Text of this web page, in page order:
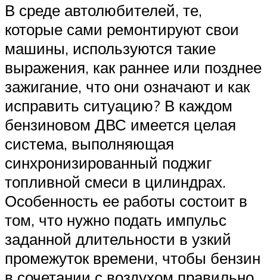
В среде автолюбителей, те,
которые сами ремонтируют свои
машины, используются такие
выражения, как раннее или позднее
зажигание, что они означают и как
исправить ситуацию? В каждом
бензиновом ДВС имеется целая
система, выполняющая
синхронизированный поджиг
топливной смеси в цилиндрах.
Особенность ее работы состоит в
том, что нужно подать импульс
заданной длительности в узкий
промежуток времени, чтобы бензин